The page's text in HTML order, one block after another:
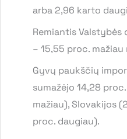
arba 2,96 karto
Remiantis
– 15,55 proc.
Gyvų paukščių
sumažėjo 14,28
mažiau), Slovakijos
proc. daugiau).